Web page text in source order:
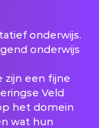
onderwijs.
onderwijs
zijn een fijne
Veld
het domein
wat hun